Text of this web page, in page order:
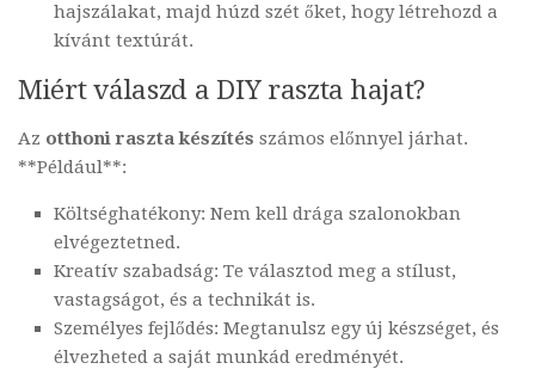
hajszálakat, majd húzd szét őket, hogy létrehozd a
kívánt textúrát.
Miért válaszd a DIY raszta hajat?
Az otthoni raszta készítés számos előnnyel járhat.
**Például**:
Költséghatékony: Nem kell drága szalonokban
elvégeztetned.
Kreatív szabadság: Te választod meg a stílust,
vastagságot, és a technikát is.
Személyes fejlődés: Megtanulsz egy új készséget, és
élvezheted a saját munkád eredményét.